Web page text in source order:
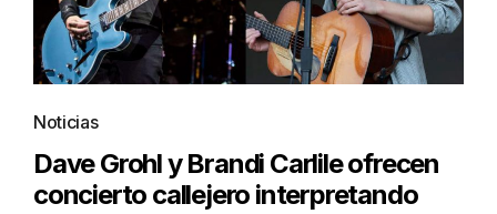
Noticias
Dave Grohl y Brandi Carlile ofrecen
concierto callejero interpretando